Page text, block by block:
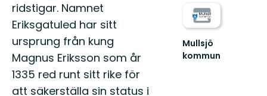
ridstigar. Namnet
Eriksgatuled har sitt
ursprung från kung
Magnus Eriksson som år
1335 red runt sitt rike för
att säkerställa sin status i
Mullsjö
kommun